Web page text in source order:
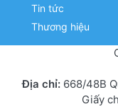
Tin tức
Thương hiệu
Địa chỉ:668/48B
Giấy